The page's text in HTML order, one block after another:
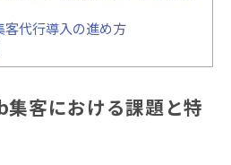
客代行導入の進め方
集客における課題と特